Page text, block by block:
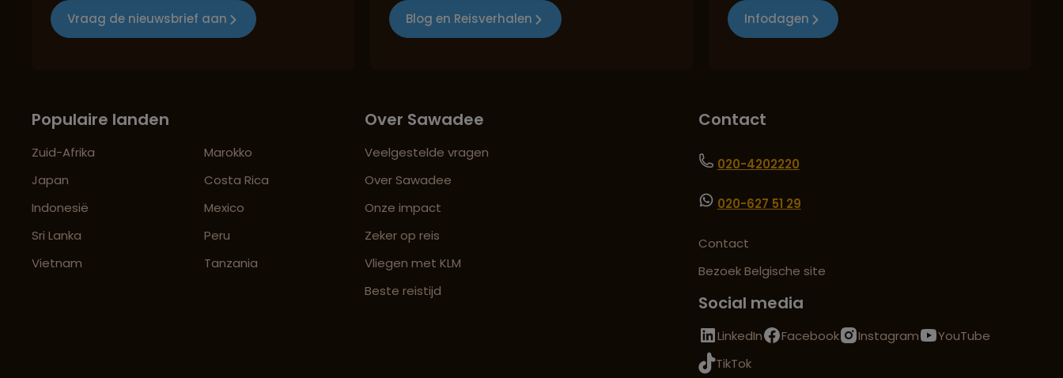
Vraag de nieuwsbrief aan Blog en Reisverhalen Infodagen
Populaire landen
Zuid-Afrika
Japan
Indonesië
Sri Lanka
Vietnam
Marokko
Costa Rica
Mexico
Peru
Tanzania
Over Sawadee
Veelgestelde vragen
Over Sawadee
Onze impact
Zeker op reis
Vliegen met KLM
Beste reistijd
Contact
020-4202220
020-627 51 29
Contact
Bezoek Belgische site
Social media
LinkedIn Facebook Instagram
YouTube
TikTok